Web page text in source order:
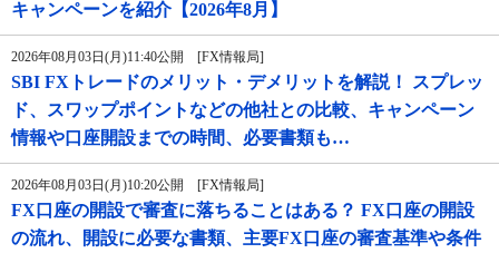
キャンペーンを紹介【2026年8月】
2026年08月03日(月)11:40公開 [FX情報局]
SBI FXトレードのメリット・デメリットを解説！ スプレッ
ド、スワップポイントなどの他社との比較、キャンペーン
情報や口座開設までの時間、必要書類も…
2026年08月03日(月)10:20公開 [FX情報局]
FX口座の開設で審査に落ちることはある？ FX口座の開設
の流れ、開設に必要な書類、主要FX口座の審査基準や条件